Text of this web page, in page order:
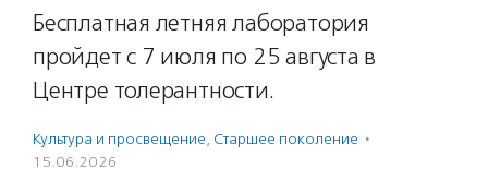
Бесплатная летняя лаборатория
пройдет c 7 июля по 25 августа в
Центре толерантности.
Культура и просвещение, Старшее поколение ·
15.06.2026